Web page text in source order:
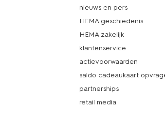
nieuws en pers
HEMA geschiedenis
HEMA zakelijk
klantenservice
actievoorwaarden
saldo cadeaukaart
partnerships
retail media